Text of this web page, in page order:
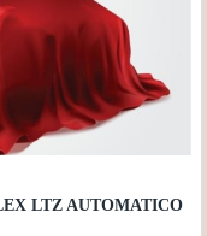
LTZ AUTOMATICO